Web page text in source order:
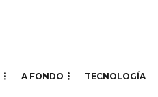
A FONDO TECNOLOGÍA